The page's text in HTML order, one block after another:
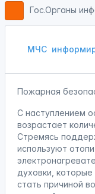
Гос.Органы
МЧС
Пожарная
С наступлением
возрастает
Стремясь
используют
духовки,
стать причиной